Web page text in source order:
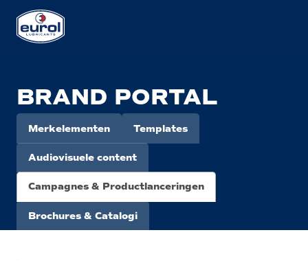
BRAND PORTAL
Merkelementen Templates
Audiovisuele content
Campagnes & Productlanceringen
Brochures & Catalogi